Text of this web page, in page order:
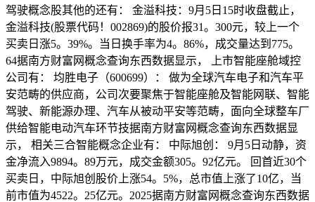
驾驶概念股其他的还有： 金溢科技：9月5日15时收盘截止，
金溢科技(股票代码！002869)的股价报31。300元，较上一个
买卖日涨5。39%。当日换手率为4。86%，成交量达到775。
64据南方财富网概念查询东西数据显示， 上市智能座舱域控
公司有： 均胜电子（600699）： 做为全球汽车电子和汽车平
安范畴的供应商，公司次要聚焦于智能座舱及智能网联、智能
驾驶、新能源办理、汽车从被动平安等范畴，面向全球整车厂
供给智能电动汽车环节技据南方财富网概念查询东西数据显
示， 相关三合智能概念企业有： 中际旭创： 9月5日动静，资
金净流入9894。89万元，成交金额305。92亿元。 回首近30个
买卖日，中际旭创股价上涨54。5%，总市值上涨了10亿，当
前市值为4522。25亿元。2025据南方财富网概念查询东西数据